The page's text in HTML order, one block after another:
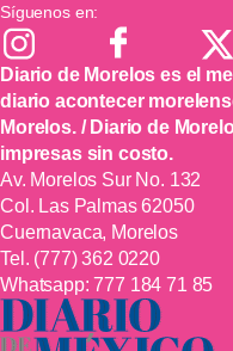
Síguenos en:
Diario de Morelos es el
diario acontecer
Morelos. / Diario de
impresas sin costo.
Av. Morelos Sur No. 132
Col. Las Palmas 62050
Cuernavaca, Morelos
Tel. (777) 362 0220
Whatsapp:777 184 71 85